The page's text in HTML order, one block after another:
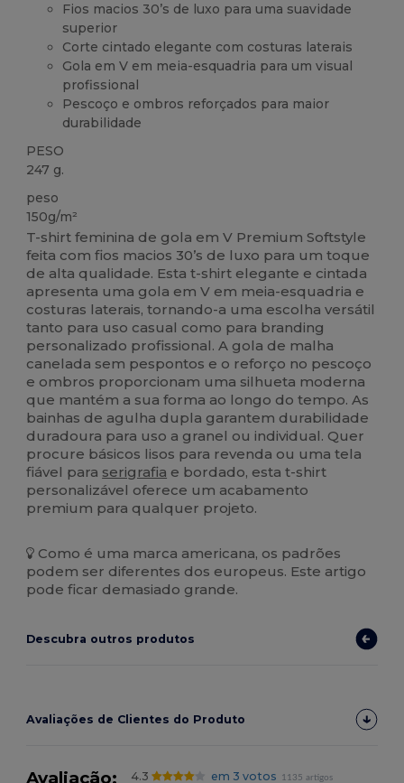
Fios macios 30’s de luxo para uma suavidade
superior
Corte cintado elegante com costuras laterais
Gola em V em meia-esquadria para um visual
profissional
Pescoço e ombros reforçados para maior
durabilidade
PESO
247 g.
peso
150g/m²
T-shirt feminina de gola em V Premium Softstyle
feita com fios macios 30’s de luxo para um toque
de alta qualidade. Esta t-shirt elegante e cintada
apresenta uma gola em V em meia-esquadria e
costuras laterais, tornando-a uma escolha versátil
tanto para uso casual como para branding
personalizado profissional. A gola de malha
canelada sem pespontos e o reforço no pescoço
e ombros proporcionam uma silhueta moderna
que mantém a sua forma ao longo do tempo. As
bainhas de agulha dupla garantem durabilidade
duradoura para uso a granel ou individual. Quer
procure básicos lisos para revenda ou uma tela
fiável para serigrafia e bordado, esta t-shirt
personalizável oferece um acabamento
premium para qualquer projeto.
Como é uma marca americana, os padrões
podem ser diferentes dos europeus. Este artigo
pode ficar demasiado grande.
Descubra outros produtos
Avaliações de Clientes do Produto
Avaliação: 4.3 em 3 votos 1135 artigos